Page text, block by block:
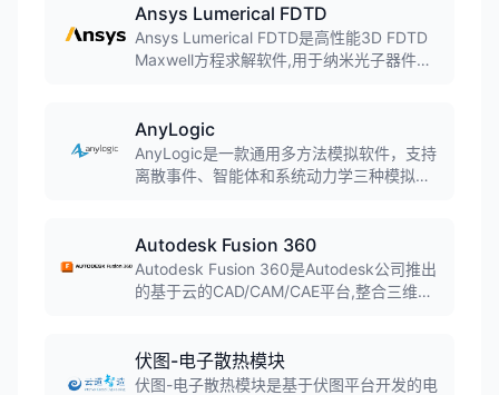
块可添加输送系统、自动导引车(AGV)、仓
储系统等。
Ansys Lumerical FDTD
Ansys Lumerical FDTD是高性能3D FDTD
Maxwell方程求解软件,用于纳米光子器件、
AnyLogic
AnyLogic是一款通用多方法模拟软件，支持
离散事件、智能体和系统动力学三种模拟方
Autodesk Fusion 360
Autodesk Fusion 360是Autodesk公司推出
的基于云的CAD/CAM/CAE平台,整合三维建
建模,实现桌面软件与云计算的结合,广泛应用
于产品设计、机械制造和工业设计领域。
伏图-电子散热模块
伏图-电子散热模块是基于伏图平台开发的电